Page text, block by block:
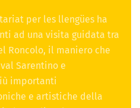
per les llengües ha
ad una visita guidata tra
Roncolo, il maniero che
Sarentino e
importanti
e artistiche della